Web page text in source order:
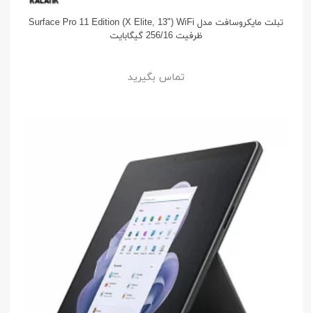
تبلت مایکروسافت مدل Surface Pro 11 Edition (X Elite, 13") WiFi
ظرفیت 256/16 گیگابایت
تماس بگیرید